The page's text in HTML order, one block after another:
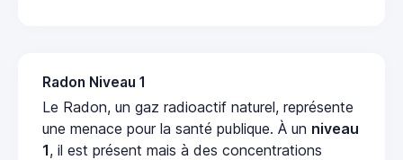
Radon Niveau 1
Le Radon, un gaz radioactif naturel, représente
une menace pour la santé publique. À un niveau
1, il est présent mais à des concentrations